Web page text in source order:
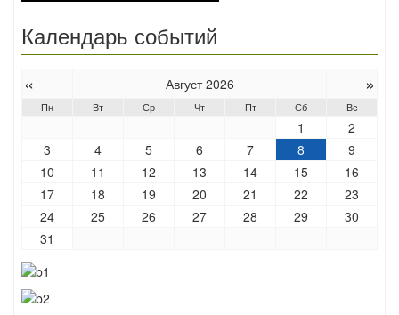
Календарь событий
« Август 2026 »
Пн Вт Ср Чт Пт Сб Вс
1
2
3
4 5 6 7 8
9
10
11 12 13 14 15
16
17
18 19 20 21 22
23
24
25 26 27 28 29
30
31